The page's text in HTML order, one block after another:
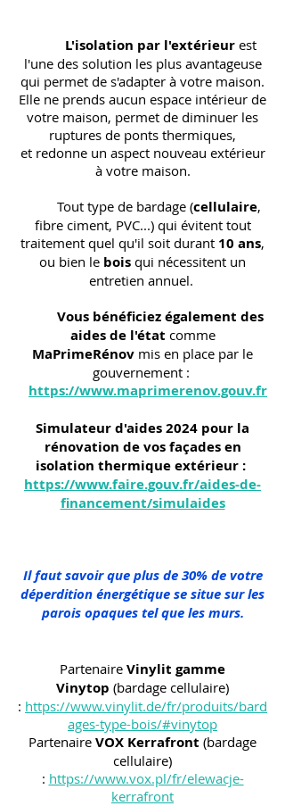
L'isolation par l'extérieurest
l'une des solution les plus avantageuse
qui permet de s'adapter à votre maison.
Elle ne prends aucun espace intérieur de
votre maison, permet de diminuer les
ruptures de ponts thermiques,
et redonne un aspect nouveau extérieur
à votre maison.
Tout type de bardage (cellulaire,
fibre ciment, PVC...) qui évitent tout
traitement quel qu'il soit durant 10 ans,
ou bien le bois qui nécessitent un
entretien annuel.
Vous bénéficiez également des
aides de l'état comme
MaPrimeRénov mis en place par le
gouvernement :
https://www.maprimerenov.gouv.fr
Simulateur d'aides 2024 pour la
rénovation de vos façades en
isolation thermique extérieur :
https://www.faire.gouv.fr/aides-de-
financement/simulaides
Il faut savoir que plus de 30% de votre
déperdition énergétique se situe sur les
parois opaques tel que les murs.
Partenaire Vinylit gamme
Vinytop (bardage cellulaire)
: https://www.vinylit.de/fr/produits/bard
ages-type-bois/#vinytop
Partenaire VOX Kerrafront (bardage
cellulaire)
: https://www.vox.pl/fr/elewacje-
kerrafront